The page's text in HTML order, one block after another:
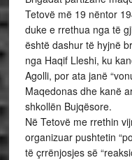
Tetovë më 19 nëntor
duke e rrethua nga të
është dashur të hyjnë
nga Haqif Lleshi, ku
Agolli, por ata janë
Maqedonas dhe kanë
shkollën Bujqësore.
Në Tetovë me rrethin
organizuar pushtetin
të çrrënjosjes së